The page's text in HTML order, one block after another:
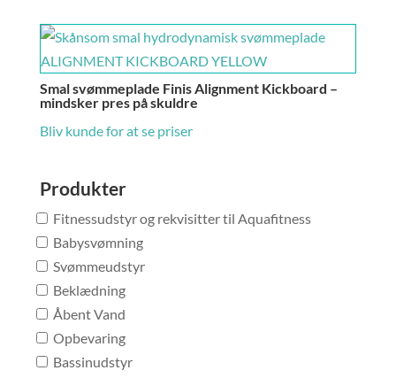
Smal svømmeplade Finis Alignment Kickboard –
mindsker pres på skuldre
Bliv kunde for at se priser
Produkter
Fitnessudstyr og rekvisitter til Aquafitness
Babysvømning
Svømmeudstyr
Beklædning
Åbent Vand
Opbevaring
Bassinudstyr